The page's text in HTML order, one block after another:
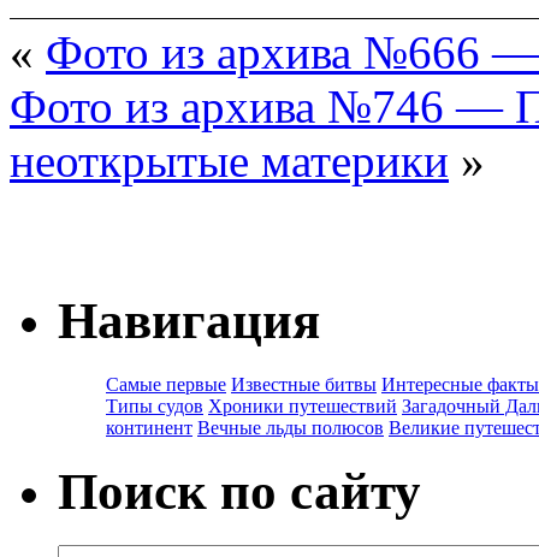
« Фото из архива №666 —
Фото из архива №746 —
неоткрытые материки »
Навигация
Самые первые Известные битвы Интересные факты
Типы судов Хроники путешествий Загадочный
континент Вечные льды полюсов Великие
Поиск по сайту